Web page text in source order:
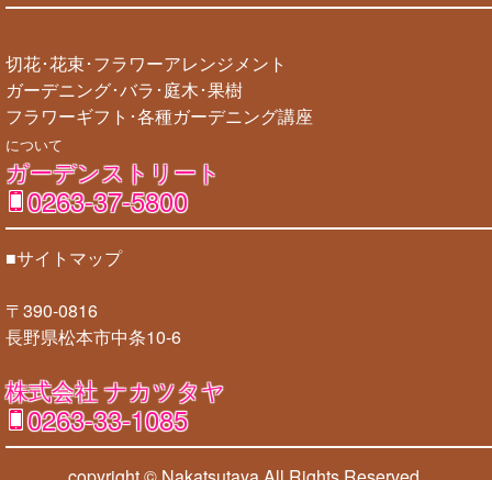
切花･花束･フラワーアレンジメント
ガーデニング･バラ･庭木･果樹
フラワーギフト･各種ガーデニング講座
について
ガーデンストリート
0263-37-5800
■サイトマップ
〒390-0816
長野県松本市中条10-6
株式会社 ナカツタヤ
0263-33-1085